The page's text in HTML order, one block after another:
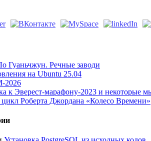
Гуаньчжун. Речные заводи
на Ubuntu 25.04
2026
к Эверест-марафону-2023 и некоторые
Роберта Джордана «Колесо Времени»